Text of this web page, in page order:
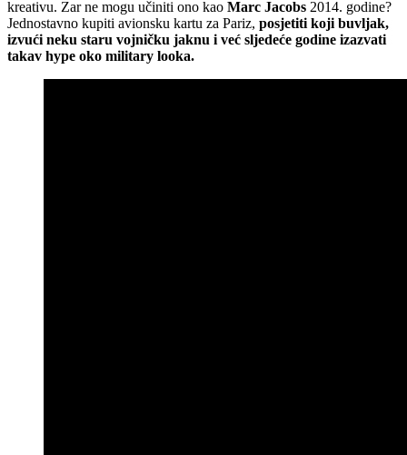
kreativu. Zar ne mogu učiniti ono kao Marc Jacobs 2014. godine?
Jednostavno kupiti avionsku kartu za Pariz, posjetiti koji buvljak,
izvući neku staru vojničku jaknu i već sljedeće godine izazvati
takav hype oko military looka.